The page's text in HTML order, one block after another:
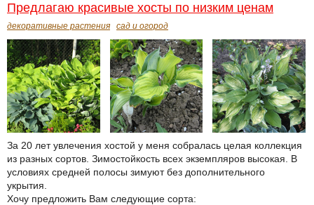
Предлагаю красивые хосты по низким ценам
декоративные растения сад и огород
За 20 лет увлечения хостой у меня собралась целая коллекция
из разных сортов. Зимостойкость всех экземпляров высокая. В
условиях средней полосы зимуют без дополнительного
укрытия.
Хочу предложить Вам следующие сорта: